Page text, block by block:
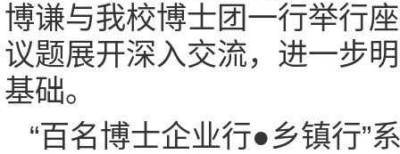
博谦与我校博士团一行举行
议题展开深入交流，进一步
基础。
“百名博士企业行●乡镇行”